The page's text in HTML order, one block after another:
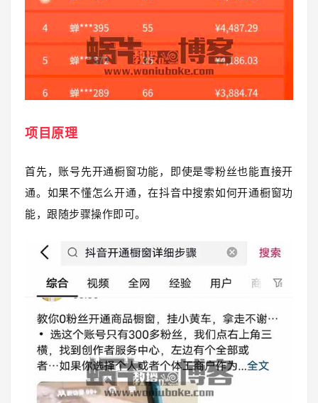
项目原理
首先，账号先开通橱窗功能，即使是零粉丝也能直接开
通。如果不懂怎么开通，在抖音中搜索如何开通橱窗功
能，跟随步骤操作即可。